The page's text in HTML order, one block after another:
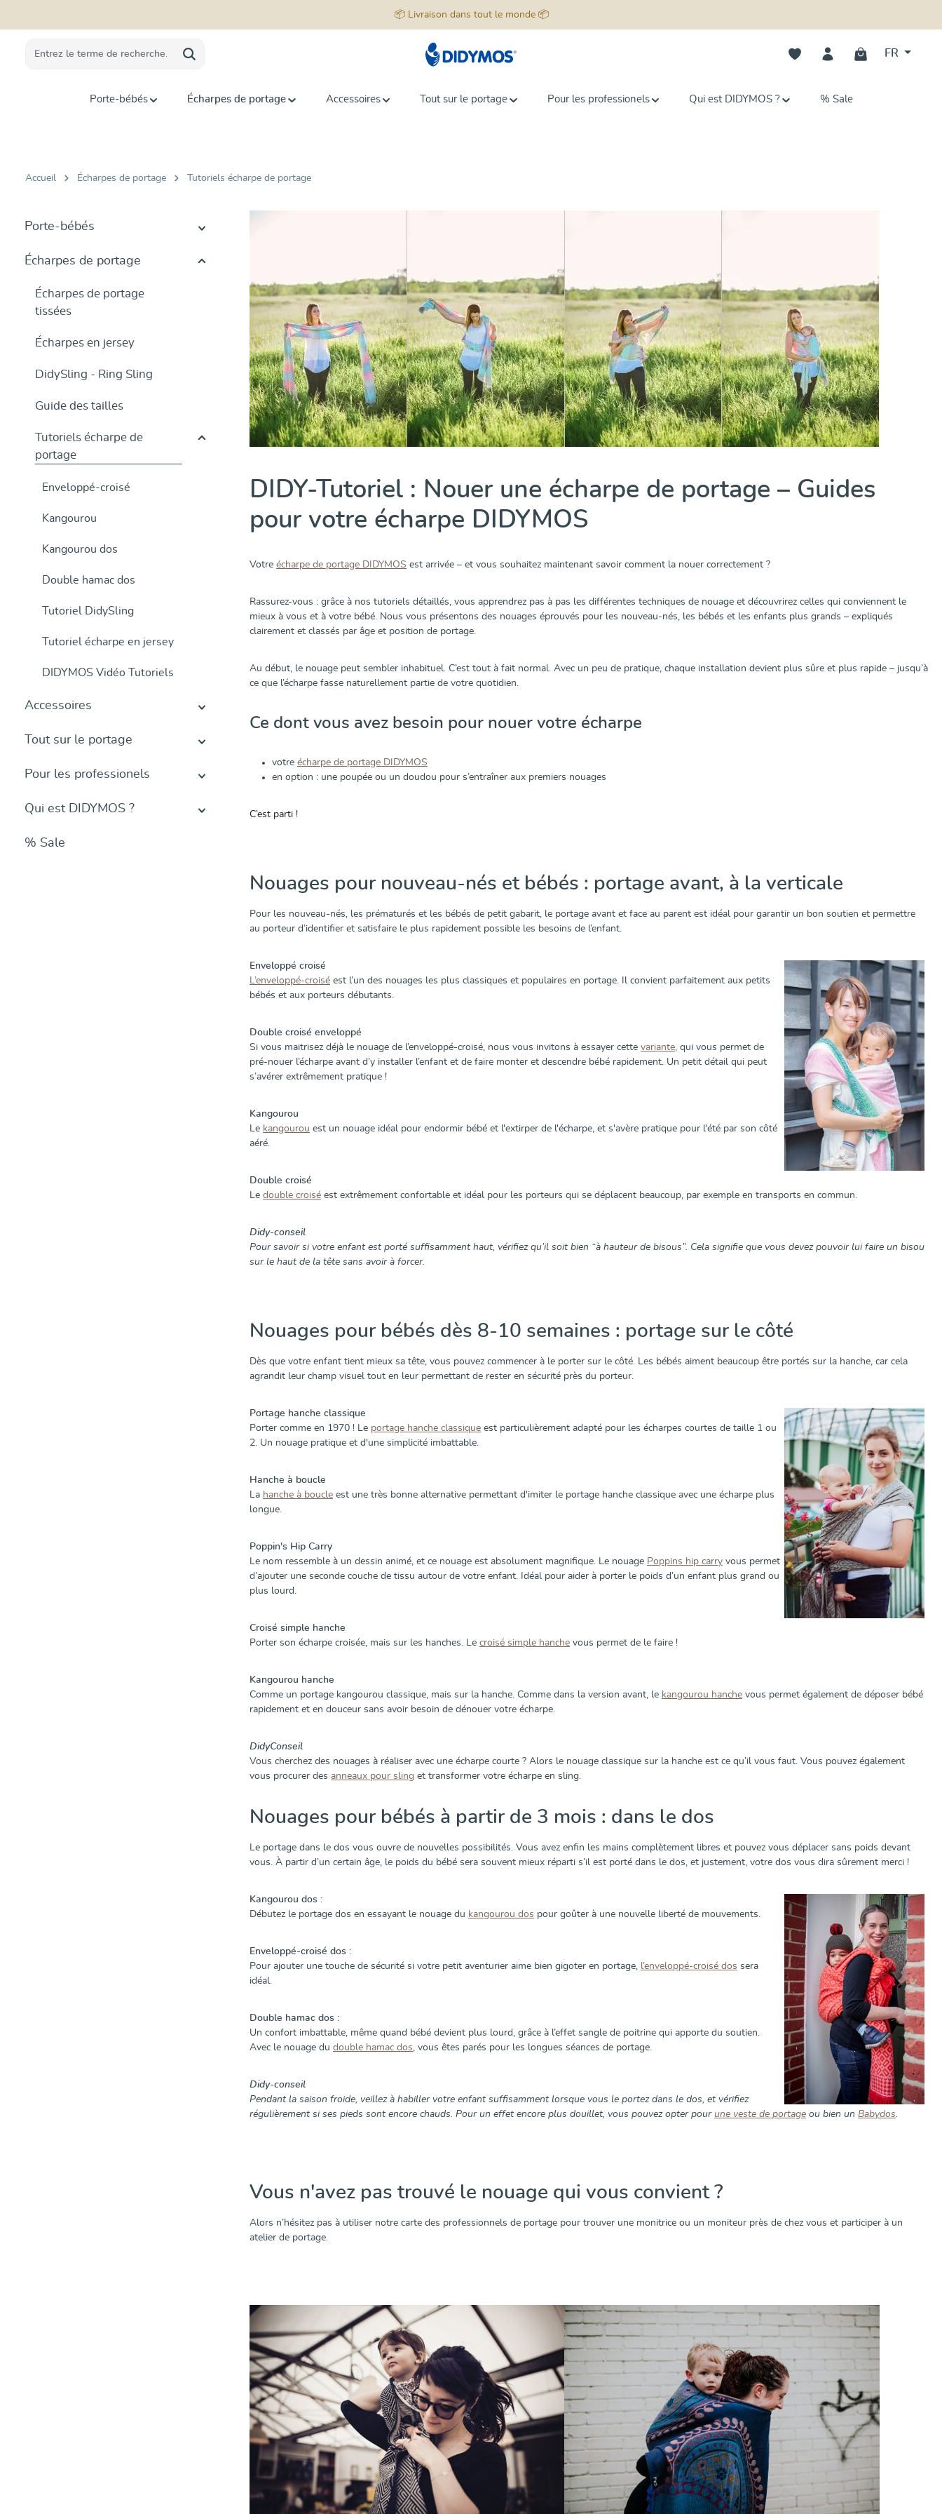
📦 Livraison dans tout le monde 📦
Vous avez 0 articles dans votre
FR
Porte-bébés Écharpes de portage Accessoires Tout sur le portage Pour les professionels Qui est DIDYMOS ? % Sale
Accueil Écharpes de portage Tutoriels écharpe de portage
Porte-bébés
Écharpes de portage
Écharpes de portage
tissées
Écharpes en jersey
DidySling - Ring Sling
Guide des tailles
Tutoriels écharpe de
portage
Enveloppé-croisé
Kangourou
Kangourou dos
Double hamac dos
Tutoriel DidySling
Tutoriel écharpe en jersey
DIDYMOS Vidéo Tutoriels
Accessoires
Tout sur le portage
Pour les professionels
Qui est DIDYMOS ?
% Sale
DIDY-Tutoriel : Nouer une écharpe de portage – Guides
pour votre écharpe DIDYMOS
Votre écharpe de portage DIDYMOS est arrivée – et vous souhaitez maintenant savoir comment la nouer correctement ?
Rassurez-vous : grâce à nos tutoriels détaillés, vous apprendrez pas à pas les différentes techniques de nouage et découvrirez celles qui conviennent le
mieux à vous et à votre bébé. Nous vous présentons des nouages éprouvés pour les nouveau-nés, les bébés et les enfants plus grands – expliqués
clairement et classés par âge et position de portage.
Au début, le nouage peut sembler inhabituel. C’est tout à fait normal. Avec un peu de pratique, chaque installation devient plus sûre et plus rapide – jusqu’à
ce que l’écharpe fasse naturellement partie de votre quotidien.
Ce dont vous avez besoin pour nouer votre écharpe
votre écharpe de portage DIDYMOS
en option : une poupée ou un doudou pour s’entraîner aux premiers nouages
C’est parti !
Nouages pour nouveau-nés et bébés : portage avant, à la verticale
Pour les nouveau-nés, les prématurés et les bébés de petit gabarit, le portage avant et face au parent est idéal pour garantir un bon soutien et permettre
au porteur d’identifier et satisfaire le plus rapidement possible les besoins de l’enfant.
Enveloppé croisé
L’enveloppé-croisé est l’un des nouages les plus classiques et populaires en portage. Il convient parfaitement aux petits
bébés et aux porteurs débutants.
Double croisé enveloppé
Si vous maitrisez déjà le nouage de l’enveloppé-croisé, nous vous invitons à essayer cette variante, qui vous permet de
pré-nouer l’écharpe avant d’y installer l’enfant et de faire monter et descendre bébé rapidement. Un petit détail qui peut
s’avérer extrêmement pratique !
Kangourou
Le kangourou est un nouage idéal pour endormir bébé et l'extirper de l'écharpe, et s'avère pratique pour l'été par son côté
aéré.
Double croisé
Le double croisé est extrêmement confortable et idéal pour les porteurs qui se déplacent beaucoup, par exemple en transports en commun.
Didy-conseil
Pour savoir si votre enfant est porté suffisamment haut, vérifiez qu’il soit bien “à hauteur de bisous”. Cela signifie que vous devez pouvoir lui faire un bisou
sur le haut de la tête sans avoir à forcer.
Nouages pour bébés dès 8-10 semaines : portage sur le côté
Dès que votre enfant tient mieux sa tête, vous pouvez commencer à le porter sur le côté. Les bébés aiment beaucoup être portés sur la hanche, car cela
agrandit leur champ visuel tout en leur permettant de rester en sécurité près du porteur.
Portage hanche classique
Porter comme en 1970 ! Le portage hanche classique est particulièrement adapté pour les écharpes courtes de taille 1 ou
2. Un nouage pratique et d'une simplicité imbattable.
Hanche à boucle
La hanche à boucle est une très bonne alternative permettant d'imiter le portage hanche classique avec une écharpe plus
longue.
Poppin's Hip Carry
Le nom ressemble à un dessin animé, et ce nouage est absolument magnifique. Le nouage Poppins hip carry vous permet
d’ajouter une seconde couche de tissu autour de votre enfant. Idéal pour aider à porter le poids d’un enfant plus grand ou
plus lourd.
Croisé simple hanche
Porter son écharpe croisée, mais sur les hanches. Le croisé simple hanche vous permet de le faire !
Kangourou hanche
Comme un portage kangourou classique, mais sur la hanche. Comme dans la version avant, le kangourou hanche vous permet également de déposer bébé
rapidement et en douceur sans avoir besoin de dénouer votre écharpe.
DidyConseil
Vous cherchez des nouages à réaliser avec une écharpe courte ? Alors le nouage classique sur la hanche est ce qu’il vous faut. Vous pouvez également
vous procurer des anneaux pour sling et transformer votre écharpe en sling.
Nouages pour bébés à partir de 3 mois : dans le dos
Le portage dans le dos vous ouvre de nouvelles possibilités. Vous avez enfin les mains complètement libres et pouvez vous déplacer sans poids devant
vous. À partir d’un certain âge, le poids du bébé sera souvent mieux réparti s’il est porté dans le dos, et justement, votre dos vous dira sûrement merci !
Kangourou dos :
Débutez le portage dos en essayant le nouage du kangourou dos pour goûter à une nouvelle liberté de mouvements.
Enveloppé-croisé dos :
Pour ajouter une touche de sécurité si votre petit aventurier aime bien gigoter en portage, l’enveloppé-croisé dos sera
idéal.
Double hamac dos :
Un confort imbattable, même quand bébé devient plus lourd, grâce à l’effet sangle de poitrine qui apporte du soutien.
Avec le nouage du double hamac dos, vous êtes parés pour les longues séances de portage.
Didy-conseil
Pendant la saison froide, veillez à habiller votre enfant suffisamment lorsque vous le portez dans le dos, et vérifiez
régulièrement si ses pieds sont encore chauds. Pour un effet encore plus douillet, vous pouvez opter pour une veste de portage ou bien un Babydos.
Vous n'avez pas trouvé le nouage qui vous convient ?
Alors n’hésitez pas à utiliser notre carte des professionnels de portage pour trouver une monitrice ou un moniteur près de chez vous et participer à un
atelier de portage.